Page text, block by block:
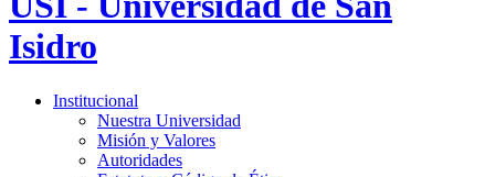
Isidro
Institucional
Nuestra Universidad
Misión y Valores
Autoridades